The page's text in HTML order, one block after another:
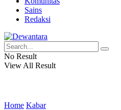
Sains
Redaksi
No Result
View All Result
Home Kabar